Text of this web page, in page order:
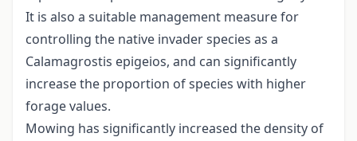
It is also a suitable management measure for
controlling the native invader species as a
Calamagrostis epigeios, and can significantly
increase the proportion of species with higher
forage values.
Mowing has significantly increased the density of